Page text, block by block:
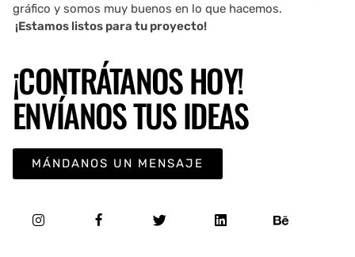
gráfico y somos muy buenos en lo que hacemos.
¡Estamos listos para tu proyecto!
¡CONTRÁTANOS HOY!
ENVÍANOS TUS IDEAS
MÁNDANOS UN MENSAJE